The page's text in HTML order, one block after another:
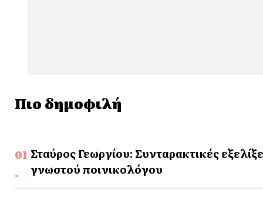
Πιο δημοφιλή
Σταύρος Γεωργίου: Συνταρακτικές
γνωστού ποινικολόγου